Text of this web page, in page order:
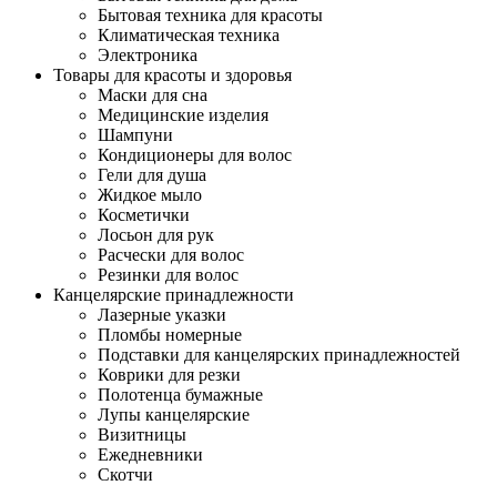
Бытовая техника для красоты
Климатическая техника
Электроника
Товары для красоты и здоровья
Маски для сна
Медицинские изделия
Шампуни
Кондиционеры для волос
Гели для душа
Жидкое мыло
Косметички
Лосьон для рук
Расчески для волос
Резинки для волос
Канцелярские принадлежности
Лазерные указки
Пломбы номерные
Подставки для канцелярских принадлежностей
Коврики для резки
Полотенца бумажные
Лупы канцелярские
Визитницы
Ежедневники
Скотчи